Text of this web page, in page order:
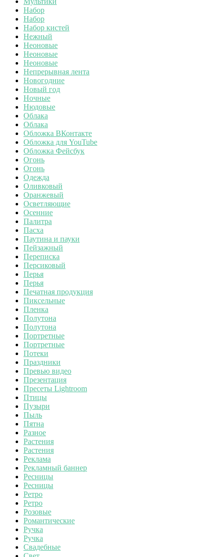
Набор
Набор
Набор кистей
Нежный
Неоновые
Неоновые
Неоновые
Непрерывная лента
Новогодние
Новый год
Ночные
Нюдовые
Облака
Облака
Обложка ВКонтакте
Обложка для YouTube
Обложка Фейсбук
Огонь
Огонь
Одежда
Оливковый
Оранжевый
Осветляющие
Осенние
Палитра
Пасха
Паутина и пауки
Пейзажный
Переписка
Персиковый
Перья
Перья
Печатная продукция
Пиксельные
Пленка
Полутона
Полутона
Портретные
Портретные
Потеки
Праздники
Превью видео
Презентация
Пресеты Lightroom
Птицы
Пузыри
Пыль
Пятна
Разное
Растения
Растения
Реклама
Рекламный баннер
Ресницы
Ресницы
Ретро
Ретро
Розовые
Романтические
Ручка
Ручка
Свадебные